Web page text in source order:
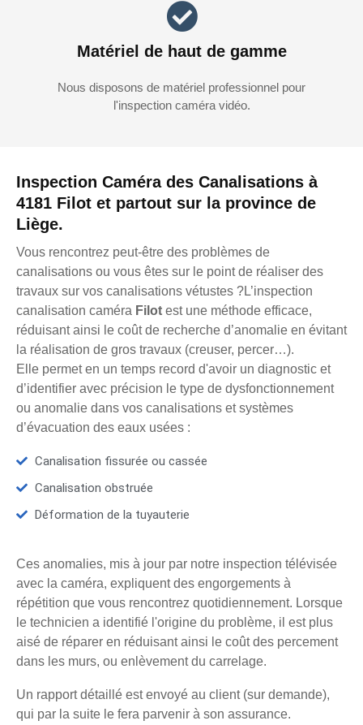
Inspection Caméra des Canalisations à
4181 Filot et partout sur la province de
Liège.
Vous rencontrez peut-être des problèmes de
canalisations ou vous êtes sur le point de réaliser des
travaux sur vos canalisations vétustes ?L’inspection
canalisation caméra Filot est une méthode efficace,
réduisant ainsi le coût de recherche d’anomalie en évitant
la réalisation de gros travaux (creuser, percer…).
Elle permet en un temps record d'avoir un diagnostic et
d’identifier avec précision le type de dysfonctionnement
ou anomalie dans vos canalisations et systèmes
d’évacuation des eaux usées :
Canalisation fissurée ou cassée
Canalisation obstruée
Déformation de la tuyauterie
Ces anomalies, mis à jour par notre inspection télévisée
avec la caméra, expliquent des engorgements à
répétition que vous rencontrez quotidiennement. Lorsque
le technicien a identifié l'origine du problème, il est plus
aisé de réparer en réduisant ainsi le coût des percement
dans les murs, ou enlèvement du carrelage.
Un rapport détaillé est envoyé au client (sur demande),
qui par la suite le fera parvenir à son assurance.
Matériel de haut de gamme
Nous disposons de matériel professionnel pour
l'inspection caméra vidéo.